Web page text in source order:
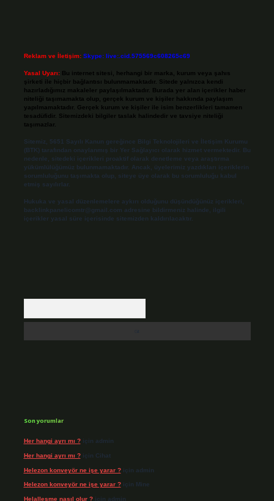
Reklam ve İletişim: Skype: live:.cid.575569c608265c69
Yasal Uyarı: Bu internet sitesi, herhangi bir marka, kurum veya şahıs
şirketi ile hiçbir bağlantısı bulunmamaktadır. Sitede yalnızca kendi
hazırladığımız makaleler paylaşılmaktadır. Burada yer alan içerikler haber
niteliği taşımamakta olup, gerçek kurum ve kişiler hakkında paylaşım
yapılmamaktadır. Gerçek kurum ve kişiler ile isim benzerlikleri tamamen
tesadüfidir. Sitemizdeki bilgiler taslak halindedir ve tavsiye niteliği
taşımazlar.
Sitemiz, 5651 Sayılı Kanun gereğince Bilgi Teknolojileri ve İletişim Kurumu
(BTK) tarafından onaylanmış bir Yer Sağlayıcı olarak hizmet vermektedir. Bu
nedenle, sitedeki içerikleri proaktif olarak denetleme veya araştırma
yükümlülüğümüz bulunmamaktadır. Ancak, üyelerimiz yazdıkları içeriklerin
sorumluluğunu taşımakta olup, siteye üye olarak bu sorumluluğu kabul
etmiş sayılırlar.
Hukuka ve yasal düzenlemelere aykırı olduğunu düşündüğünüz içerikleri,
backlinkpanelicomtr@gmail.com adresine bildirmeniz halinde, ilgili
içerikler yasal süre içerisinde sitemizden kaldırılacaktır.
Son yorumlar
Her hangi ayrı mı ?için admin
Her hangi ayrı mı ?için Cihat
Helezon konveyör ne işe yarar ?için admin
Helezon konveyör ne işe yarar ?için Mine
Helalleşme nasıl olur ?için admin